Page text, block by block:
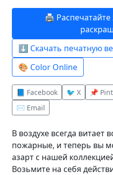
🖨️ Распечатайте
⬇️ Скачать печатную
🎨 Color Online
📘 Facebook 🐦 X 📌
✉️ Email
В воздухе всегда витает
пожарные, и теперь вы
азарт с нашей
Возьмите на себя